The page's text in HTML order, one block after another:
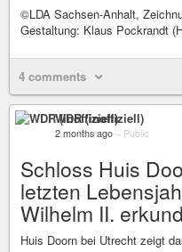
©LDA Sachsen-Anhalt,
Gestaltung: Klaus Pockrandt
4 comments
WDR (inoffiziell)
2 months ago – Public
Schloss Huis
letzten
Wilhelm II.
Huis Doorn bei Utrecht zeigt